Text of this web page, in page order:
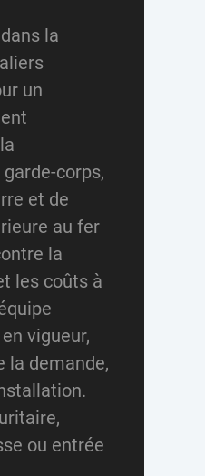
la
un
corps,
et de
au fer
la
les coûts à
vigueur,
la demande,
ou entrée